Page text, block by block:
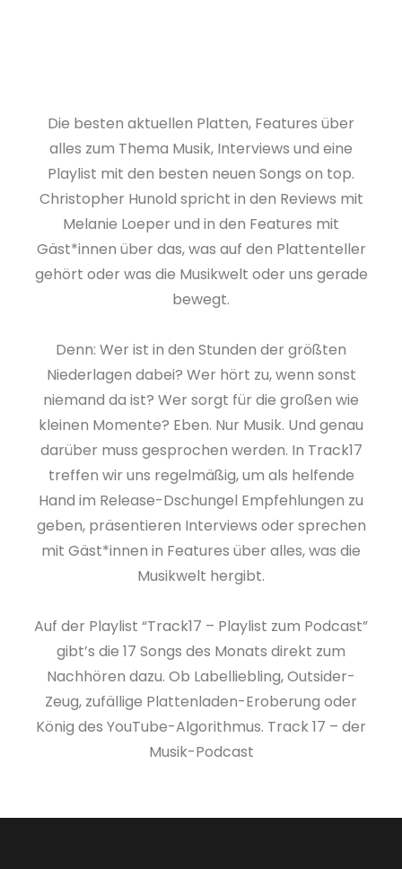
Die besten aktuellen Platten, Features über
alles zum Thema Musik, Interviews und eine
Playlist mit den besten neuen Songs on top.
Christopher Hunold spricht in den Reviews mit
Melanie Loeper und in den Features mit
Gäst*innen über das, was auf den Plattenteller
gehört oder was die Musikwelt oder uns gerade
bewegt.
Denn: Wer ist in den Stunden der größten
Niederlagen dabei? Wer hört zu, wenn sonst
niemand da ist? Wer sorgt für die großen wie
kleinen Momente? Eben. Nur Musik. Und genau
darüber muss gesprochen werden. In Track17
treffen wir uns regelmäßig, um als helfende
Hand im Release-Dschungel Empfehlungen zu
geben, präsentieren Interviews oder sprechen
mit Gäst*innen in Features über alles, was die
Musikwelt hergibt.
Auf der Playlist “Track17 – Playlist zum Podcast”
gibt’s die 17 Songs des Monats direkt zum
Nachhören dazu. Ob Labelliebling, Outsider-
Zeug, zufällige Plattenladen-Eroberung oder
König des YouTube-Algorithmus. Track 17 – der
Musik-Podcast